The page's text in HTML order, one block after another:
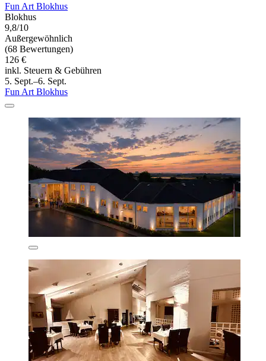
Fun Art Blokhus
Blokhus
9,8/10
Außergewöhnlich
(68 Bewertungen)
126 €
inkl. Steuern & Gebühren
5. Sept.–6. Sept.
Fun Art Blokhus